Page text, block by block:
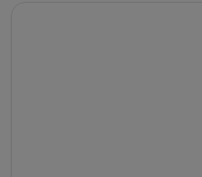
Weitere Infos zu Charming